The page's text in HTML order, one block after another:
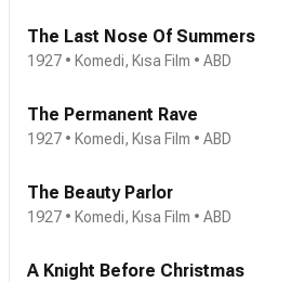
The Last Nose Of Summers
1927 • Komedi, Kısa Film • ABD
The Permanent Rave
1927 • Komedi, Kısa Film • ABD
The Beauty Parlor
1927 • Komedi, Kısa Film • ABD
A Knight Before Christmas